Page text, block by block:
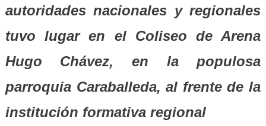
autoridades nacionales y regionales
tuvo lugar en el Coliseo de Arena
Hugo Chávez, en la populosa
parroquia Caraballeda, al frente de la
institución formativa regional